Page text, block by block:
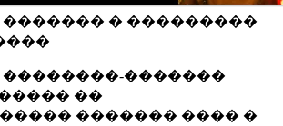
������� � ���������
�������
��
������� ���� �